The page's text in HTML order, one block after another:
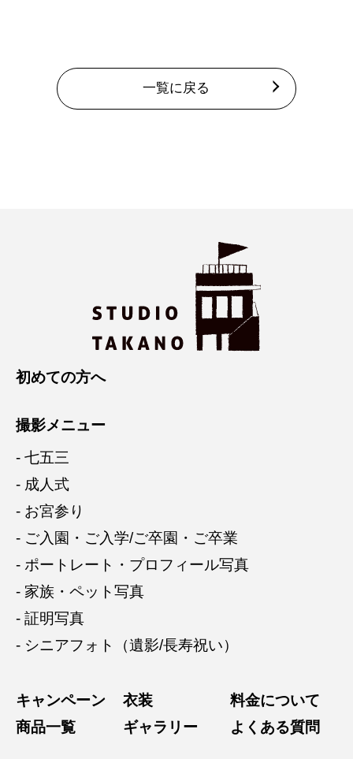
一覧に戻る
初めての方へ
撮影メニュー
- 七五三
- 成人式
- お宮参り
- ご入園・ご入学/ご卒園・ご卒業
- ポートレート・プロフィール写真
- 家族・ペット写真
- 証明写真
- シニアフォト（遺影/長寿祝い）
キャンペーン 衣装
料金について
商品一覧
ギャラリー よくある質問